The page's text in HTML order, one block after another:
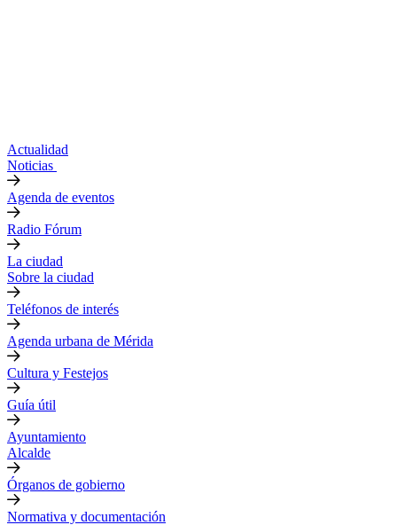
Actualidad
Noticias
Agenda de eventos
Radio Fórum
La ciudad
Sobre la ciudad
Teléfonos de interés
Agenda urbana de Mérida
Cultura y Festejos
Guía útil
Ayuntamiento
Alcalde
Órganos de gobierno
Normativa y documentación